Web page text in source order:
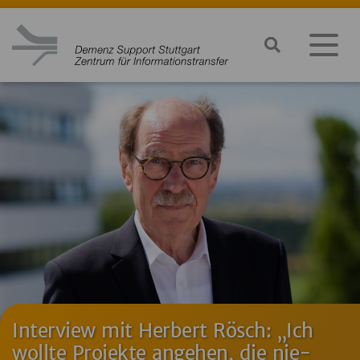
In­ter­view mit Her­bert Rösch: „Ich
woll­te Pro­jek­te an­ge­hen, die nie­